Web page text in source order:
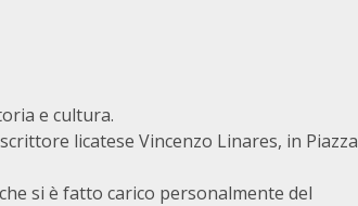
e cultura.
licatese Vincenzo Linares, in Piazza
si è fatto carico personalmente del